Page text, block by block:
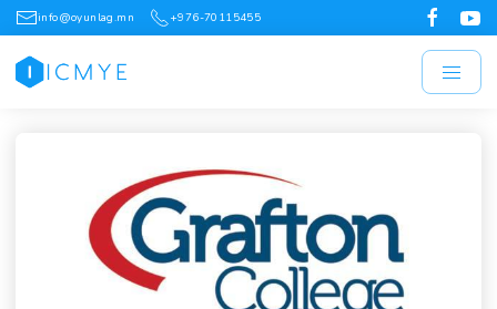
info@oyunlag.mn +976-70115455